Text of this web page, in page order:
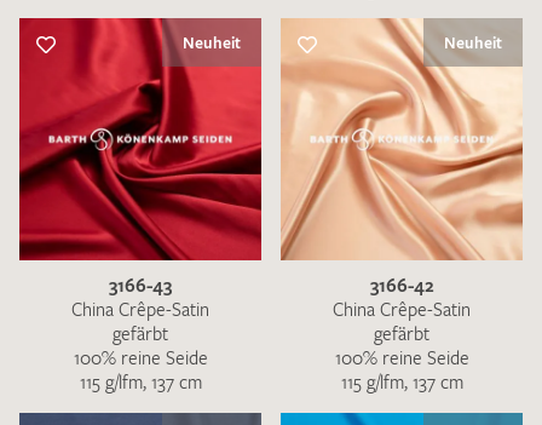
Neuheit
3166-43
China Crêpe-Satin
gefärbt
100% reine Seide
115 g/lfm, 137 cm
Neuheit
3166-42
China Crêpe-Satin
gefärbt
100% reine Seide
115 g/lfm, 137 cm